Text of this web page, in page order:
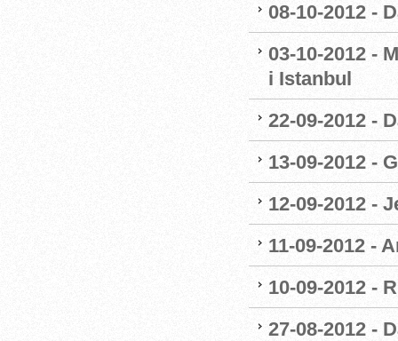
08-10-2012 -
03-10-2012 -
i Istanbul
22-09-2012 -
13-09-2012 -
12-09-2012 -
11-09-2012 -
10-09-2012 -
27-08-2012 -